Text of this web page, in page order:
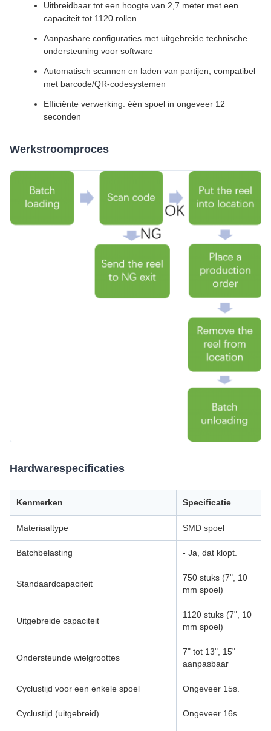
Uitbreidbaar tot een hoogte van 2,7 meter met een
capaciteit tot 1120 rollen
Aanpasbare configuraties met uitgebreide technische
ondersteuning voor software
Automatisch scannen en laden van partijen, compatibel
met barcode/QR-codesystemen
Efficiënte verwerking: één spoel in ongeveer 12
seconden
Werkstroomproces
Hardwarespecificaties
Kenmerken Specificatie
Materiaaltype SMD spoel
Batchbelasting - Ja, dat klopt.
Standaardcapaciteit
750 stuks (7", 10
mm spoel)
Uitgebreide capaciteit
1120 stuks (7", 10
mm spoel)
Ondersteunde wielgroottes
7" tot 13", 15"
aanpasbaar
Cyclustijd voor een enkele spoel Ongeveer 15s.
Cyclustijd (uitgebreid) Ongeveer 16s.